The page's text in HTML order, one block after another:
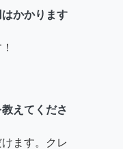
かかります
えてくださ
ます。クレ